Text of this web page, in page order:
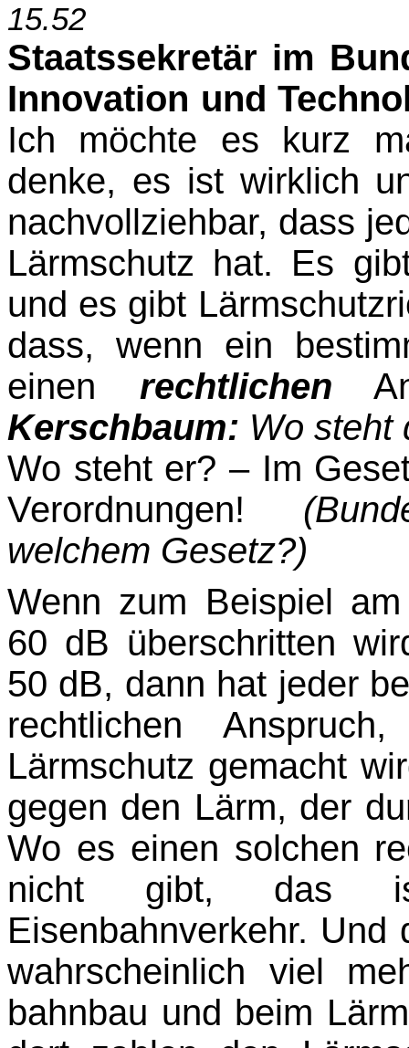
15.52
Staatssekretär im
Innovation und
Ich möchte es kurz
denke, es ist wirklich
nachvollziehbar, dass
Lärmschutz hat. Es
und es gibt
dass, wenn ein
einen rechtlichen
Kerschbaum: Wo steht
Wo steht er? – Im
Verordnungen!
welchem Gesetz?)
Wenn zum Beispiel
60 dB überschritten
50 dB, dann hat jeder
rechtlichen
Lärmschutz gemacht
gegen den Lärm, der
Wo es einen solchen
nicht gibt, das
Eisenbahnverkehr.
wahrscheinlich viel
bahnbau und beim